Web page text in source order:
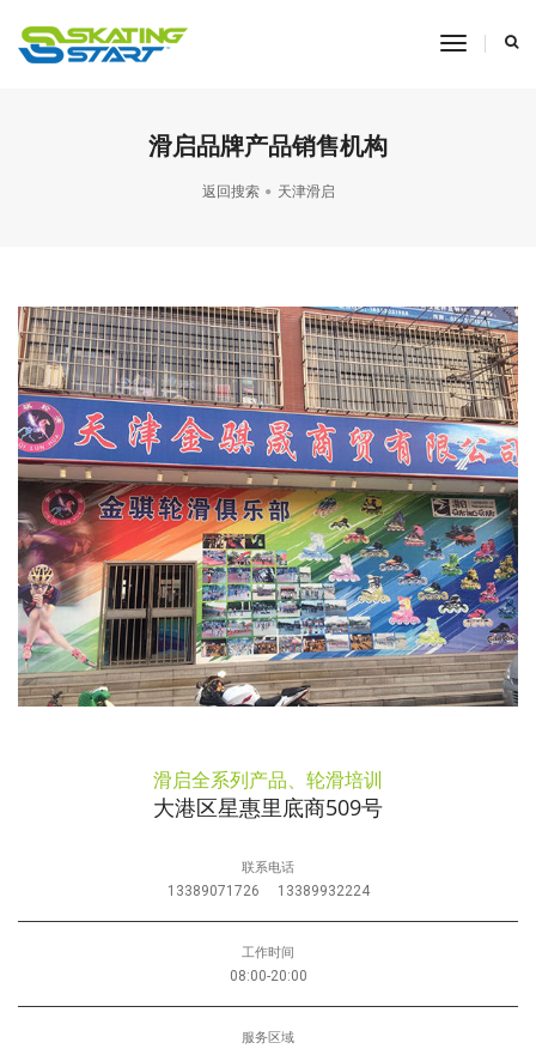
toggle
滑启品牌产品销售机构
返回搜索 天津滑启
滑启全系列产品、轮滑培训
大港区星惠里底商509号
联系电话
13389071726 13389932224
工作时间
08:00-20:00
服务区域